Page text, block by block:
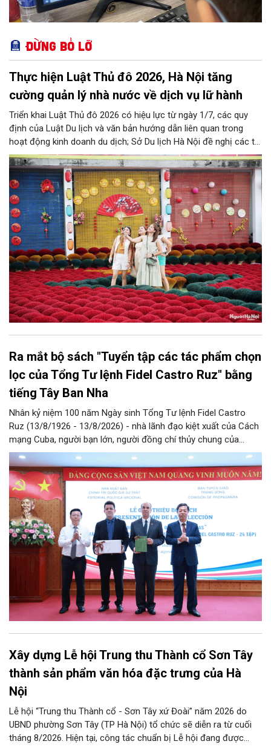
Đừng bỏ lỡ
Thực hiện Luật Thủ đô 2026, Hà Nội tăng
cường quản lý nhà nước về dịch vụ lữ hành
Triển khai Luật Thủ đô 2026 có hiệu lực từ ngày 1/7, các quy
định của Luật Du lịch và văn bản hướng dẫn liên quan trong
hoạt động kinh doanh du dịch; Sở Du lịch Hà Nội đề nghị các tổ
chức, đơn vị, doanh nghiệp kinh doanh dịch vụ lữ hành trên địa
bàn thành phố thực hiện một số nội dung quan trọng. Qua đó
góp phần thực hiện thắng lợi các mục tiêu phát triển du lịch Hà
Nội năm 2026 và giai đoạn tiếp theo.
Ra mắt bộ sách "Tuyển tập các tác phẩm chọn
lọc của Tổng Tư lệnh Fidel Castro Ruz" bằng
tiếng Tây Ban Nha
Nhân kỷ niệm 100 năm Ngày sinh Tổng Tư lệnh Fidel Castro
Ruz (13/8/1926 - 13/8/2026) - nhà lãnh đạo kiệt xuất của Cách
mạng Cuba, người bạn lớn, người đồng chí thủy chung của
Đảng, Nhà nước và nhân dân Việt Nam, chiều 5/8, tại Hà Nội,
Nhà xuất bản Chính trị quốc gia Sự thật phối hợp với Ban Tuyên
giáo Trung ương tổ chức Lễ giới thiệu bộ sách “Tuyển tập các
tác phẩm chọn lọc của Tổng Tư lệnh Fidel Castro Ruz” gồm 24
tập bằng tiếng Tây Ban Nha.
Xây dựng Lễ hội Trung thu Thành cổ Sơn Tây
thành sản phẩm văn hóa đặc trưng của Hà
Nội
Lễ hội “Trung thu Thành cổ - Sơn Tây xứ Đoài” năm 2026 do
UBND phường Sơn Tây (TP Hà Nội) tổ chức sẽ diễn ra từ cuối
tháng 8/2026. Hiện tại, công tác chuẩn bị Lễ hội đang được